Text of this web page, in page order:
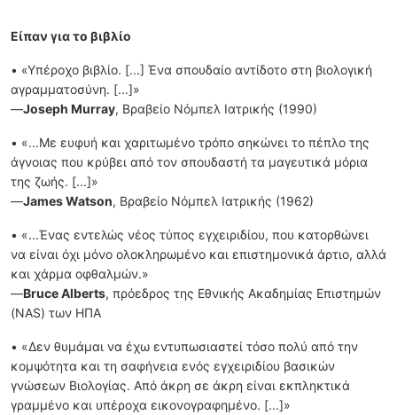
Είπαν για το βιβλίο
• «Υπέροχο βιβλίο. [...] Ένα σπουδαίο αντίδοτο στη βιολογική
αγραμματοσύνη. [...]»
—Joseph Murray, Βραβείο Νόμπελ Ιατρικής (1990)
• «...Με ευφυή και χαριτωμένο τρόπο σηκώνει το πέπλο της
άγνοιας που κρύβει από τον σπουδαστή τα μαγευτικά μόρια
της ζωής. [...]»
—James Watson, Βραβείο Νόμπελ Ιατρικής (1962)
• «...Ένας εντελώς νέος τύπος εγχειριδίου, που κατορθώνει
να είναι όχι μόνο ολοκληρωμένο και επιστημονικά άρτιο, αλλά
και χάρμα οφθαλμών.»
—Bruce Alberts, πρόεδρος της Εθνικής Ακαδημίας Επιστημών
(NAS) των ΗΠΑ
• «Δεν θυμάμαι να έχω εντυπωσιαστεί τόσο πολύ από την
κομψότητα και τη σαφήνεια ενός εγχειριδίου βασικών
γνώσεων Βιολογίας. Από άκρη σε άκρη είναι εκπληκτικά
γραμμένο και υπέροχα εικονογραφημένο. [...]»